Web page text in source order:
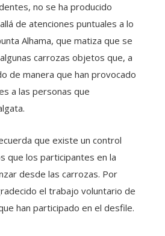
no se ha producido
de atenciones puntuales a lo
Alhama, que matiza que se
carrozas objetos que, a
de manera que han provocado
a las personas que
que existe un control
que los participantes en la
desde las carrozas. Por
el trabajo voluntario de
han participado en el desfile.